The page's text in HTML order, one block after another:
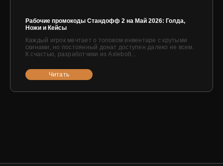
Рабочие промокоды Стандофф 2 на Май 2026: Голда,
Ножи и Кейсы
Каждый игрок мечтает о топовом инвентаре с крутыми
скинами, но постоянный донат доступен далеко не всем.
К счастью, разработчики из Axlebolt...
Читать